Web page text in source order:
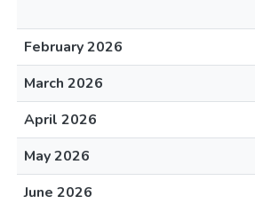
February 2026
March 2026
April 2026
May 2026
June 2026